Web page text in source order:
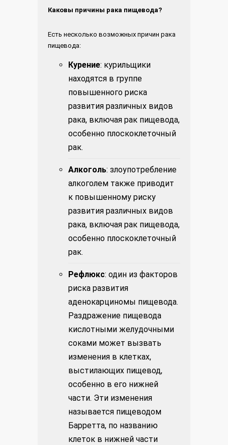
Каковы причины рака пищевода?
Есть несколько возможных причин рака
пищевода:
Курение: курильщики
находятся в группе
повышенного риска
развития различных видов
рака, включая рак пищевода,
особенно плоскоклеточный
рак.
Алкоголь: злоупотребление
алкоголем также приводит
к повышенному риску
развития различных видов
рака, включая рак пищевода,
особенно плоскоклеточный
рак.
Рефлюкс: один из факторов
риска развития
аденокарциномы пищевода.
Раздражение пищевода
кислотными желудочными
соками может вызвать
изменения в клетках,
выстилающих пищевод,
особенно в его нижней
части. Эти изменения
называется пищеводом
Барретта, по названию
клеток в нижней части